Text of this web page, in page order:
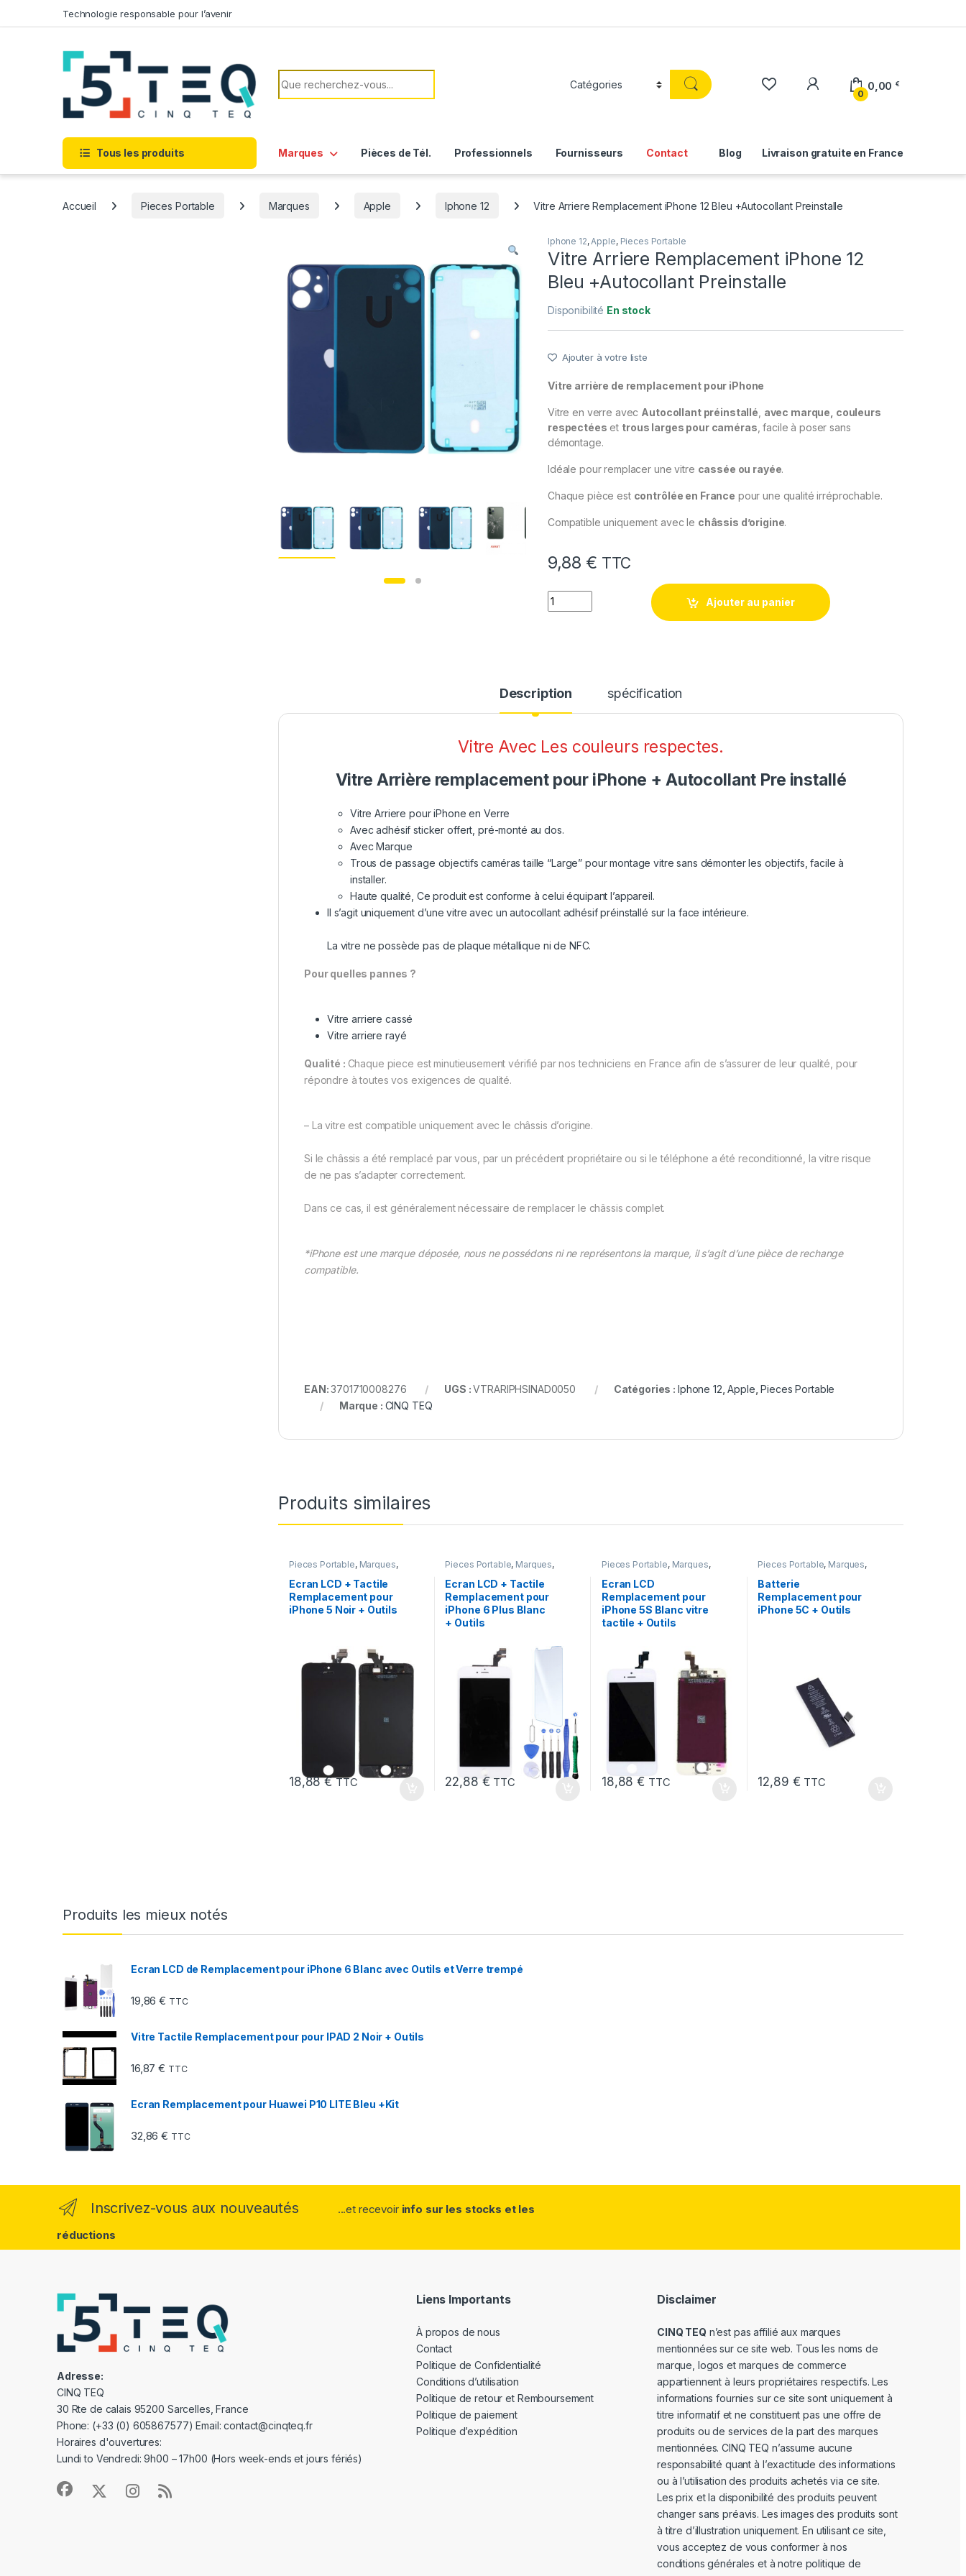
Technologie responsable pour l’avenir
Rechercher:
0
0,00 €
Tous les produits Marques Pièces de Tél. Professionnels Fournisseurs Contact Livraison gratuite en France
Blog
Accueil Pieces Portable Marques Apple Iphone 12 Vitre Arriere Remplacement iPhone 12 Bleu +Autocollant Preinstalle
Iphone 12, Apple, Pieces Portable
Vitre Arriere Remplacement iPhone 12
Bleu +Autocollant Preinstalle
Disponibilité En stock
Ajouter à votre liste
Vitre arrière de remplacement pour iPhone
Vitre en verre avec Autocollant préinstallé avec marque, couleurs
respectées et trous larges pour caméras , facile à poser sans
démontage.
Idéale pour remplacer une vitre cassée ou rayée.
Chaque pièce est contrôlée en France pour une qualité irréprochable.
Compatible uniquement avec le châssis d’origine.
9,88 € TTC
quantité de Vitre Arriere Remplacement iPhone 12 Bleu +Autocollant Preinstalle
Ajouter au panier
Description spécification
Vitre Avec Les couleurs respectes.
Vitre Arrière remplacement pour iPhone + Autocollant Pre installé
Vitre Arriere pour iPhone en Verre
Avec adhésif sticker offert, pré-monté au dos.
Avec Marque
Trous de passage objectifs caméras taille “Large” pour montage vitre sans démonter les objectifs, facile à
installer.
Haute qualité, Ce produit est conforme à celui équipant l’appareil.
Il s’agit uniquement d’une vitre avec un autocollant adhésif préinstallé sur la face intérieure.
La vitre ne possède pas de plaque métallique ni de NFC.
Pour quelles pannes ?
Vitre arriere cassé
Vitre arriere rayé
Qualité : Chaque piece est minutieusement vérifié par nos techniciens en France afin de s’assurer de leur qualité, pour
répondre à toutes vos exigences de qualité.
– La vitre est compatible uniquement avec le châssis d’origine.
Si le châssis a été remplacé par vous, par un précédent propriétaire ou si le téléphone a été reconditionné, la vitre risque
de ne pas s’adapter correctement.
Dans ce cas, il est généralement nécessaire de remplacer le châssis complet.
*iPhone est une marque déposée, nous ne possédons ni ne représentons la marque, il s’agit d’une pièce de rechange
compatible.
EAN:3701710008276 UGS :VTRARIPHSINAD0050 Catégories : Iphone 12 ,Apple ,Pieces Portable
Marque : CINQ TEQ
Produits similaires
Pieces Portable, Marques,
Ecran LCD + Tactile
Remplacement pour
iPhone 5 Noir + Outils
18,88€ TTC
Pieces Portable, Marques,
Ecran LCD + Tactile
Remplacement pour
iPhone 6 Plus Blanc
+ Outils
22,88 € TTC
Pieces Portable, Marques,
Ecran LCD
Remplacement pour
iPhone 5S Blanc vitre
tactile + Outils
18,88€ TTC
Pieces Portable, Marques,
chargeurs
Batterie
Remplacement pour
iPhone 5C + Outils
12,89 € TTC
Produits les mieux notés
Ecran LCD de Remplacement pour iPhone 6 Blanc avec Outils et Verre trempé
19,86€ TTC
Vitre Tactile Remplacement pour pour IPAD 2 Noir + Outils
16,87€ TTC
Ecran Remplacement pour Huawei P10 LITE Bleu +Kit
32,86€ TTC
Inscrivez-vous aux nouveautés ...et recevoir info sur les stocks et les
réductions
Adresse:
CINQ TEQ
30 Rte de calais 95200 Sarcelles, France
Phone: (+33 (0) 605867577) Email: contact@cinqteq.fr
Horaires d'ouvertures:
Lundi to Vendredi: 9h00 – 17h00 (Hors week-ends et jours fériés)
Liens Importants
À propos de nous
Contact
Politique de Confidentialité
Conditions d’utilisation
Politique de retour et Remboursement
Politique de paiement
Politique d’expédition
Disclaimer
CINQ TEQ n’est pas affilié aux marques
mentionnées sur ce site web. Tous les noms de
marque, logos et marques de commerce
appartiennent à leurs propriétaires respectifs. Les
informations fournies sur ce site sont uniquement à
titre informatif et ne constituent pas une offre de
produits ou de services de la part des marques
mentionnées. CINQ TEQ n’assume aucune
responsabilité quant à l’exactitude des informations
ou à l’utilisation des produits achetés via ce site.
Les prix et la disponibilité des produits peuvent
changer sans préavis. Les images des produits sont
à titre d’illustration uniquement. En utilisant ce site,
vous acceptez de vous conformer à nos
conditions générales et à notre politique de